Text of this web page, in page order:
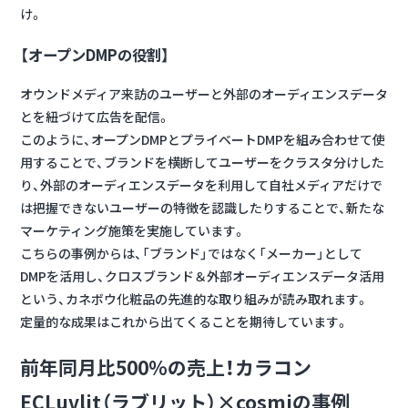
け。
【オープンDMPの役割】
オウンドメディア来訪のユーザーと外部のオーディエンスデータ
とを紐づけて広告を配信。
このように、オープンDMPとプライベートDMPを組み合わせて使
用することで、ブランドを横断してユーザーをクラスタ分けした
り、外部のオーディエンスデータを利用して自社メディアだけで
は把握できないユーザーの特徴を認識したりすることで、新たな
マーケティング施策を実施しています。
こちらの事例からは、「ブランド」ではなく「メーカー」として
DMPを活用し、クロスブランド＆外部オーディエンスデータ活用
という、カネボウ化粧品の先進的な取り組みが読み取れます。
定量的な成果はこれから出てくることを期待しています。
前年同月比500％の売上！カラコン
ECLuvlit（ラブリット）×cosmiの事例